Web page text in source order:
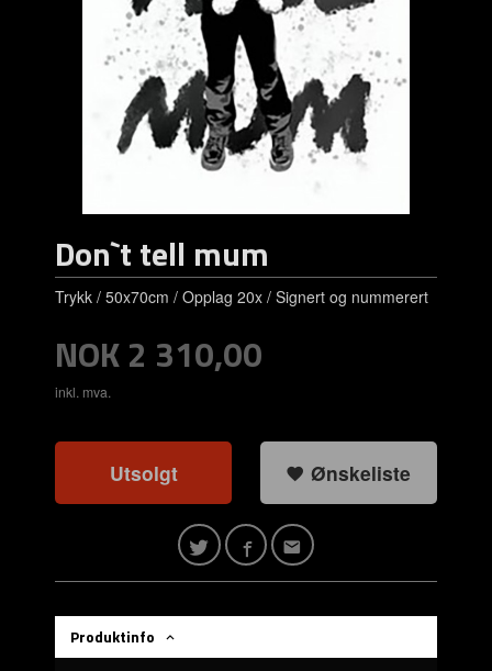
Don`t tell mum
Trykk / 50x70cm / Opplag 20x / Signert og nummerert
Pris
NOK2 310,00
inkl. mva.
Utsolgt Ønskeliste
Produktinfo